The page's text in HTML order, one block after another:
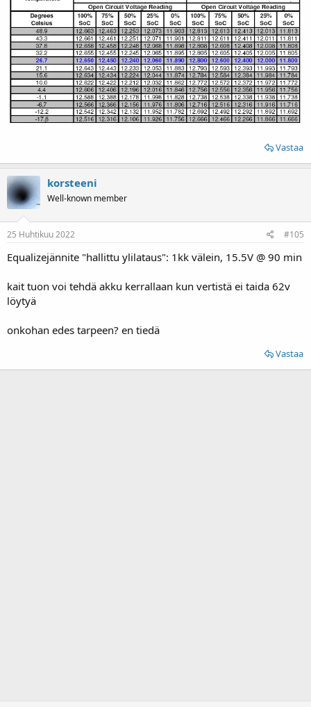
Vastaa
korsteeni
Well-known member
25 Huhtikuu 2022 #105
Equalizejännite "hallittu ylilataus": 1kk välein, 15.5V @ 90 min
kait tuon voi tehdä akku kerrallaan kun vertistä ei taida 62v
löytyä
onkohan edes tarpeen? en tiedä
Vastaa